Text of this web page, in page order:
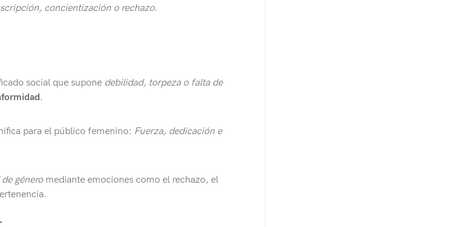
concientización o rechazo.
social que supone debilidad, torpeza o falta de
.
para el público femenino: Fuerza, dedicación e
géneromediante emociones como el rechazo, el